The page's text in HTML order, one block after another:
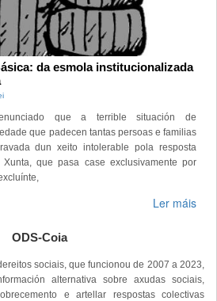
da esmola institucionalizada
que a terrible situación de
que padecen tantas persoas e familias
dun xeito intolerable pola resposta
que pasa case exclusivamente por
Ler máis
ODS-Coia
sociais, que funcionou de 2007 a 2023,
alternativa sobre axudas sociais,
e artellar respostas colectivas